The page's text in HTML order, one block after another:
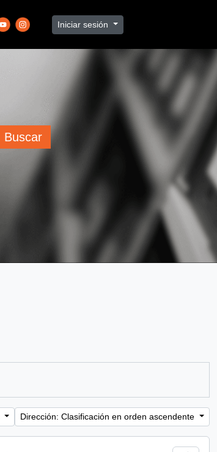
Iniciar sesión
Buscar
Dirección: Clasificación en orden ascendente